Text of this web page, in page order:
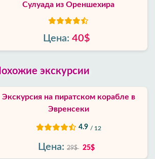
Сулуада из Ореншехира
Цена: 40$
экскурсии
Экскурсия на пиратском корабле в
Эвренсеки
4.9 / 12
Цена: 29$ 25$